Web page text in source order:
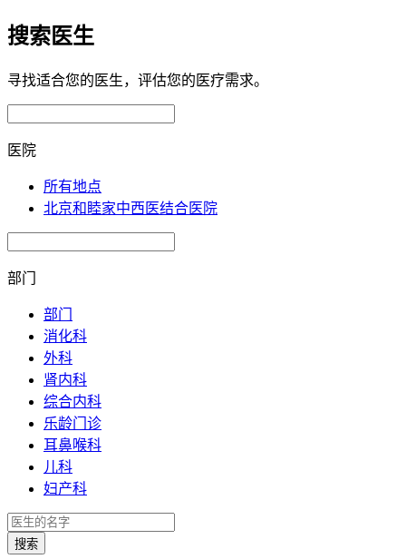
搜索医生
寻找适合您的医生，评估您的医疗需求。
医院
所有地点
北京和睦家中西医结合医院
部门
部门
消化科
外科
肾内科
综合内科
乐龄门诊
耳鼻喉科
儿科
妇产科